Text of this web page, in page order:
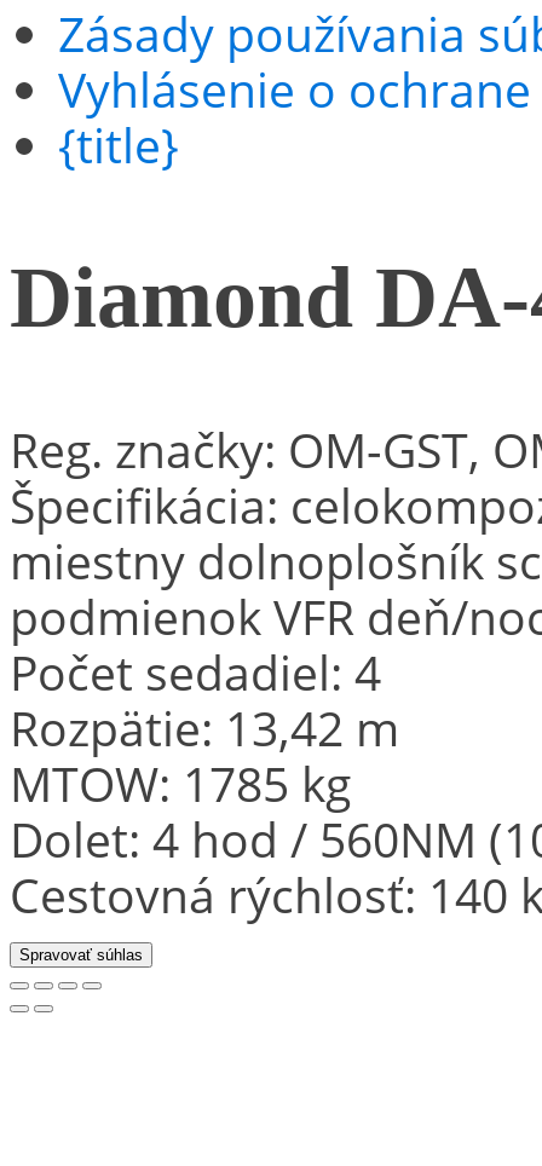
Zásady používania
Vyhlásenie o
{title}
Diamond
Reg. značky: OM-GST,
Špecifikácia:
miestny dolnoplošník
podmienok VFR deň/
Počet sedadiel: 4
Rozpätie: 13,42 m
MTOW: 1785 kg
Dolet: 4 hod / 560NM
Cestovná rýchlosť: 140
Spravovať súhlas